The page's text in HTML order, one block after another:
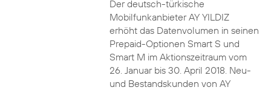
Der deutsch-türkische
Mobilfunkanbieter AY YILDIZ
erhöht das Datenvolumen in seinen
Prepaid-Optionen Smart S und
Smart M im Aktionszeitraum vom
26. Januar bis 30. April 2018. Neu-
und Bestandskunden von AY